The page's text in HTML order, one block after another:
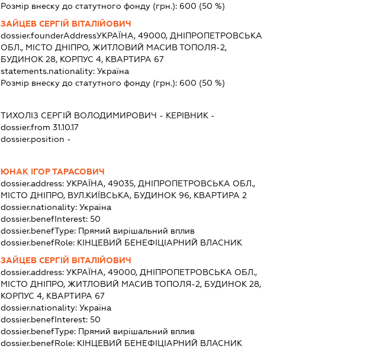
Розмір внеску до статутного фонду (грн.): 600 (50 %)
ЗАЙЦЕВ СЕРГІЙ ВІТАЛІЙОВИЧ
dossier.founderAddressУКРАЇНА, 49000, ДНІПРОПЕТРОВСЬКА
ОБЛ., МІСТО ДНІПРО, ЖИТЛОВИЙ МАСИВ ТОПОЛЯ-2,
БУДИНОК 28, КОРПУС 4, КВАРТИРА 67
statements.nationality:Україна
Розмір внеску до статутного фонду (грн.): 600 (50 %)
ТИХОЛІЗ СЕРГІЙ ВОЛОДИМИРОВИЧ - КЕРІВНИК -
dossier.from 31.10.17
dossier.position -
ЮНАК ІГОР ТАРАСОВИЧ
dossier.address:УКРАЇНА, 49035, ДНІПРОПЕТРОВСЬКА ОБЛ.,
МІСТО ДНІПРО, ВУЛ.КИЇВСЬКА, БУДИНОК 96, КВАРТИРА 2
dossier.nationality:Україна
dossier.benefInterest:50
dossier.benefType: Прямий вирішальний вплив
dossier.benefRole: КІНЦЕВИЙ БЕНЕФІЦІАРНИЙ ВЛАСНИК
ЗАЙЦЕВ СЕРГІЙ ВІТАЛІЙОВИЧ
dossier.address:УКРАЇНА, 49000, ДНІПРОПЕТРОВСЬКА ОБЛ.,
МІСТО ДНІПРО, ЖИТЛОВИЙ МАСИВ ТОПОЛЯ-2, БУДИНОК 28,
КОРПУС 4, КВАРТИРА 67
dossier.nationality:Україна
dossier.benefInterest:50
dossier.benefType: Прямий вирішальний вплив
dossier.benefRole: КІНЦЕВИЙ БЕНЕФІЦІАРНИЙ ВЛАСНИК